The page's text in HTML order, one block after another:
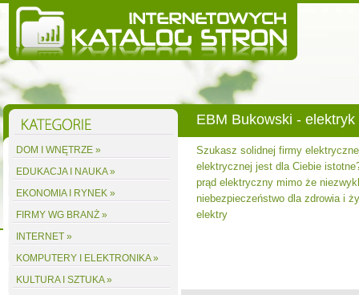
EBM Bukowski -
Szukasz solidnej firmy
elektrycznej jest dla Ciebie
prąd elektryczny mimo że
niebezpieczeństwo dla zdrowia i
elektry
DOM I WNĘTRZE »
EDUKACJA I NAUKA »
EKONOMIA I RYNEK »
FIRMY WG BRANŻ »
INTERNET »
KOMPUTERY I ELEKTRONIKA »
KULTURA I SZTUKA »